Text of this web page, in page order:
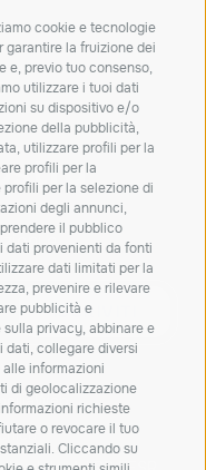
cookie e tecnologie
garantire la fruizione dei
e, previo tuo consenso,
utilizzare i tuoi dati
su dispositivo e/o
della pubblicità,
utilizzare profili per la
profili per la
per la selezione di
degli annunci,
il pubblico
dati provenienti da fonti
dati limitati per la
prevenire e rilevare
pubblicità e
privacy, abbinare e
dati, collegare diversi
informazioni
di geolocalizzazione
richieste
o revocare il tuo
Cliccando su
e
policy
ISCRIVITI